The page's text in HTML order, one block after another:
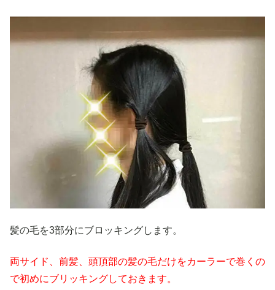
髪の毛を3部分にブロッキングします。
両サイド、前髪、頭頂部の髪の毛だけをカーラーで巻くの
で初めにブリッキングしておきます。